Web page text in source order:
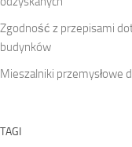
Zgodność z przepisami
budynków
Mieszalniki przemysłowe
TAGI